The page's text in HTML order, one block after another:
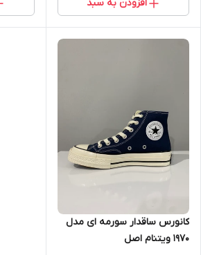
افزودن به سبد
کانورس ساقدار سورمه ای مدل
1970 ویتنام اصل